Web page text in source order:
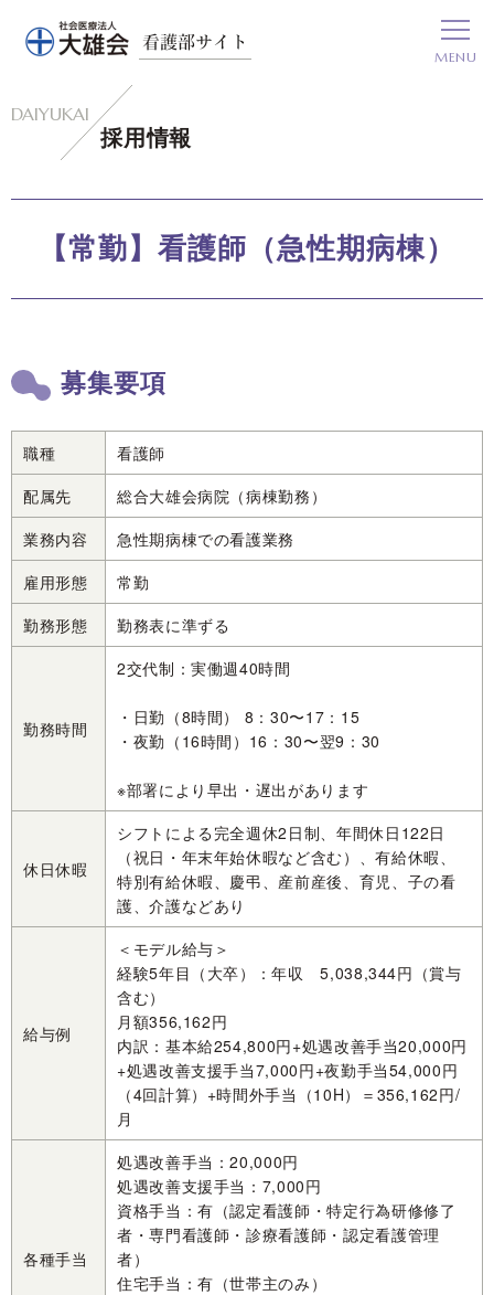
バ
ビ
シ
へ
ル
ゲ
ョ
ー
MENU
採用情報
【常勤】看護師（急性期病棟）
募集要項
職種
看護師
配属先
総合大雄会病院（病棟勤務）
業務内容
急性期病棟での看護業務
雇用形態
常勤
勤務形態
勤務表に準ずる
勤務時間
2交代制：実働週40時間
・日勤（8時間） 8：30〜17：15
・夜勤（16時間）16：30〜翌9：30
※部署により早出・遅出があります
休日休暇
シフトによる完全週休2日制、年間休日122日
（祝日・年末年始休暇など含む）、有給休暇、
特別有給休暇、慶弔、産前産後、育児、子の看
護、介護などあり
給与例
＜モデル給与＞
経験5年目（大卒）：年収 5,038,344円（賞与
含む）
月額356,162円
内訳：基本給254,800円+処遇改善手当20,000円
+処遇改善支援手当7,000円+夜勤手当54,000円
（4回計算）+時間外手当（10H）＝356,162円/
月
各種手当
処遇改善手当：20,000円
処遇改善支援手当：7,000円
資格手当：有（認定看護師・特定行為研修修了
者・専門看護師・診療看護師・認定看護管理
者）
住宅手当：有（世帯主のみ）